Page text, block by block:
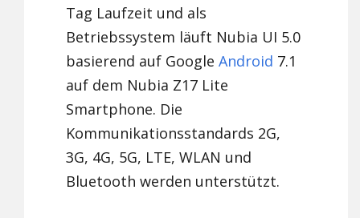
Tag Laufzeit und als
Betriebssystem läuft Nubia UI 5.0
basierend auf GoogleAndroid 7.1
auf dem Nubia Z17 Lite
Smartphone. Die
Kommunikationsstandards 2G,
3G, 4G, 5G, LTE, WLAN und
Bluetooth werden unterstützt.